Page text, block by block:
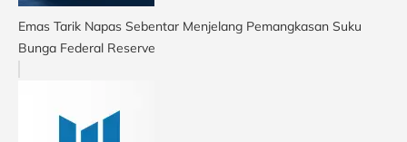
Emas Tarik Napas Sebentar Menjelang Pemangkasan Suku
Bunga Federal Reserve